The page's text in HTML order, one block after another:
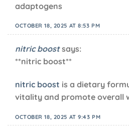
adaptogens
OCTOBER 18, 2025 AT 8:53 PM
nitric boost says:
**nitric boost**
nitric boost is a dietary
vitality and promote overall
OCTOBER 18, 2025 AT 9:43 PM